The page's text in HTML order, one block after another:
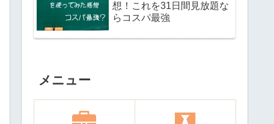
想！これを31日間見放題な
らコスパ最強
メニュー